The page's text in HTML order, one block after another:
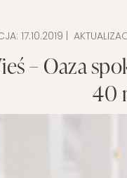
17.10.2019 |
– Oaza
40